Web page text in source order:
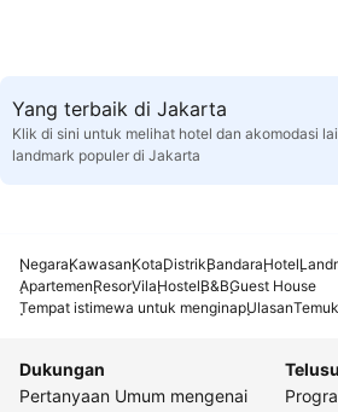
Yang terbaik di Jakarta
Klik di sini untuk melihat hotel dan akomodasi
landmark populer di Jakarta
NegaraKawasanKotaDistrikBandaraHotel
ApartemenResorVilaHostelB&BGuest House
Tempat istimewa untuk menginapUlasan
Dukungan
Pertanyaan Umum mengenai